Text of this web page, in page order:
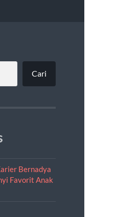
Cari
Bernadya
Favorit Anak